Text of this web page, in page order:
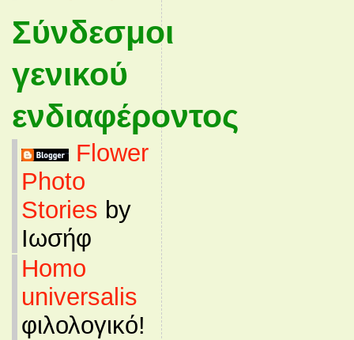
Σύνδεσμοι
γενικού
ενδιαφέροντος
Flower
Photo
Stories by
Ιωσήφ
Homo
universalis
φιλολογικό!